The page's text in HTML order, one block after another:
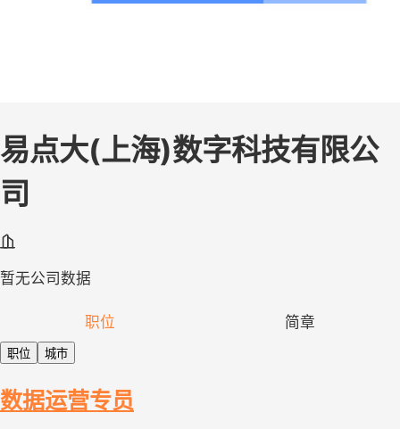
易点大(上海)数字科技有限公
司
暂无公司数据
职位 简章
职位 城市
数据运营专员